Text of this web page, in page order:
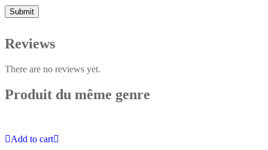
Reviews
There are no reviews yet.
Produit du même genre
Add to cart